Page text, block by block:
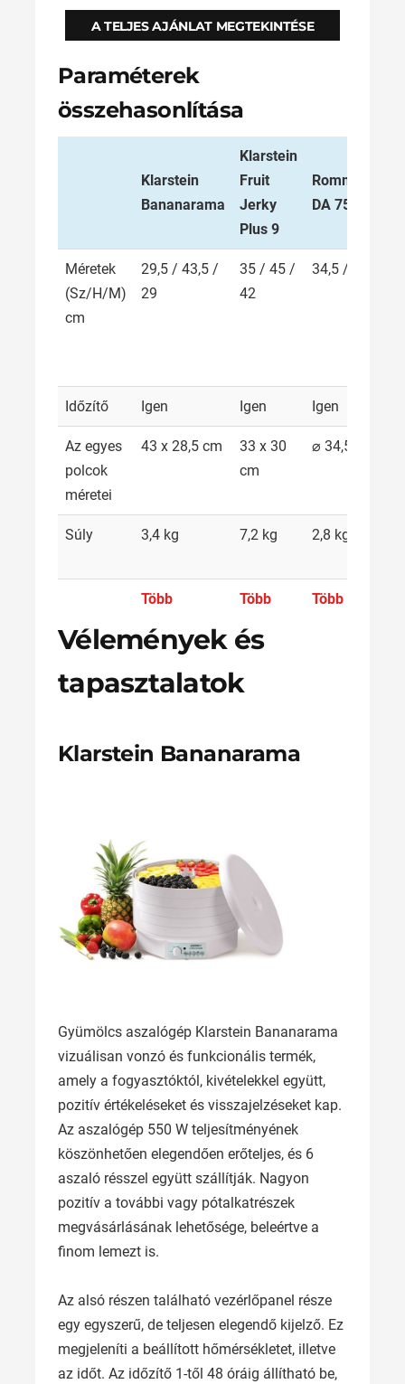
A TELJES AJÁNLAT MEGTEKINTÉSE
Paraméterek
összehasonlítása
Klarstein
Bananarama
Klarstein
Fruit
Jerky
Plus 9
DA 750
Méretek
(Sz/H/M)
cm
29,5 / 43,5 /
29
35 / 45 /
42
34,5 / 33 /
Időzítő Igen Igen Igen
Az egyes
polcok
méretei
43 x 28,5 cm
33 x 30
cm
⌀ 34,5 cm
Súly 3,4 kg 7,2 kg 2,8 kg
Több Több Több
Vélemények és
tapasztalatok
Klarstein Bananarama
Gyümölcs aszalógép Klarstein Bananarama
vizuálisan vonzó és funkcionális termék,
amely a fogyasztóktól, kivételekkel együtt,
pozitív értékeléseket és visszajelzéseket kap.
Az aszalógép 550 W teljesítményének
köszönhetően elegendően erőteljes, és 6
aszaló résszel együtt szállítják. Nagyon
pozitív a további vagy pótalkatrészek
megvásárlásának lehetősége, beleértve a
finom lemezt is.
Az alsó részen található vezérlőpanel része
egy egyszerű, de teljesen elegendő kijelző. Ez
megjeleníti a beállított hőmérsékletet, illetve
az időt. Az időzítő 1-től 48 óráig állítható be,